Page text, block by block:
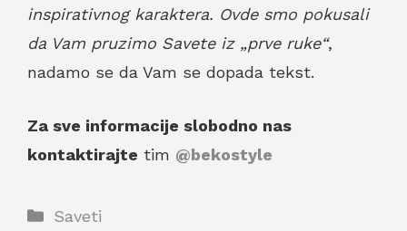
inspirativnog karaktera. Ovde smo pokusali
da Vam pruzimo Savete iz „prve ruke“,
nadamo se da Vam se dopada tekst.
Za sve informacije slobodno nas
kontaktirajte tim @bekostyle
Categories
Saveti